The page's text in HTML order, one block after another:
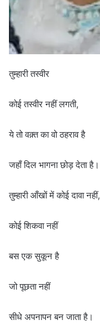
तुम्हारी तस्वीर
कोई तस्वीर नहीं लगती,
ये तो वक़्त का वो ठहराव है
जहाँ दिल भागना छोड़ देता है।
तुम्हारी आँखों में कोई दावा नहीं,
कोई शिकवा नहीं
बस एक सुकून है
जो पूछता नहीं
सीधे अपनापन बन जाता है।